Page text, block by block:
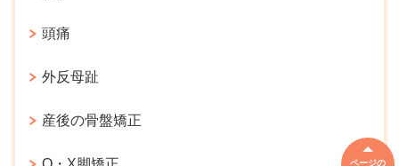
頭痛
外反母趾
産後の骨盤矯正
ページの